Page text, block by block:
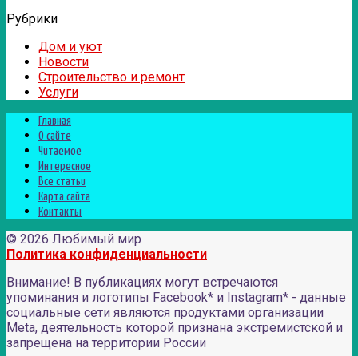
Рубрики
Дом и уют
Новости
Строительство и ремонт
Услуги
Главная
О сайте
Читаемое
Интересное
Все статьи
Карта сайта
Контакты
© 2026 Любимый мир
Политика конфиденциальности
Внимание! В публикациях могут встречаются
упоминания и логотипы Facebook* и Instagram* - данные
социальные сети являются продуктами организации
Meta, деятельность которой признана экстремистской и
запрещена на территории России